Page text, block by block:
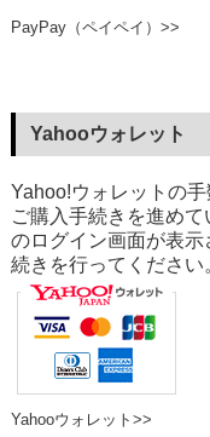
PayPay（ペイペイ）>>
Yahooウォレット
Yahoo!ウォレットの
ご購入手続きを進め
のログイン画面が表
続きを行ってください
Yahooウォレット>>